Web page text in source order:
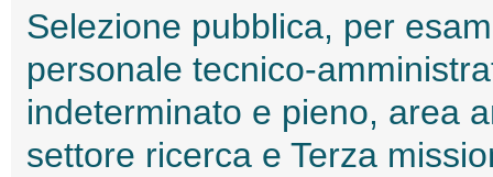
Selezione pubblica, per
personale tecnico-
indeterminato e pieno, area
settore ricerca e Terza